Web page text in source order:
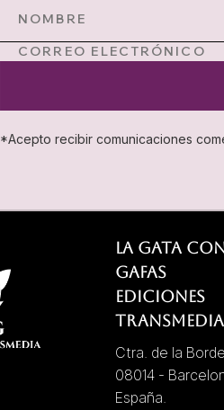
*Acepto recibir comunicaciones
LA GATA
GAFAS
EDICIONES
TRANSMEDIA
Ctra. de la
08014 -
España.